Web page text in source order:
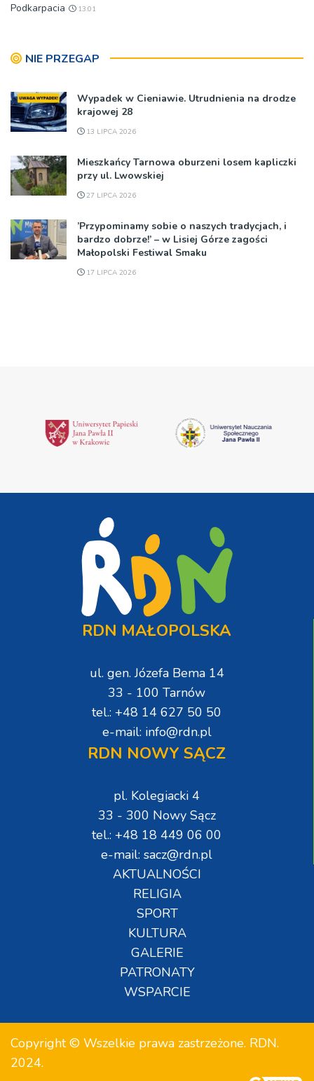
Podkarpacia
13:01
NIE PRZEGAP
Wypadek w Cieniawie. Utrudnienia na drodze
krajowej 28
13 LIPCA 2026
Mieszkańcy Tarnowa oburzeni losem kapliczki
przy ul. Lwowskiej
27 LIPCA 2026
’Przypominamy sobie o naszych tradycjach, i
bardzo dobrze!’ – w Lisiej Górze zagości
Małopolski Festiwal Smaku
17 LIPCA 2026
RDN MAŁOPOLSKA
ul. gen. Józefa Bema 14
33 - 100 Tarnów
tel.: +48 14 627 50 50
e-mail: info@rdn.pl
RDN NOWY SĄCZ
pl. Kolegiacki 4
33 - 300 Nowy Sącz
tel.: +48 18 449 06 00
e-mail: sacz@rdn.pl
AKTUALNOŚCI
RELIGIA
SPORT
KULTURA
GALERIE
PATRONATY
WSPARCIE
Copyright © Wszelkie prawa zastrzeżone. RDN.
2024.